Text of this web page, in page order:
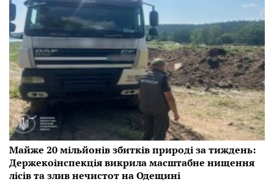
Майже 20 мільйонів збитків природі за тиждень:
Держекоінспекція викрила масштабне нищення
лісів та злив нечистот на Одещині